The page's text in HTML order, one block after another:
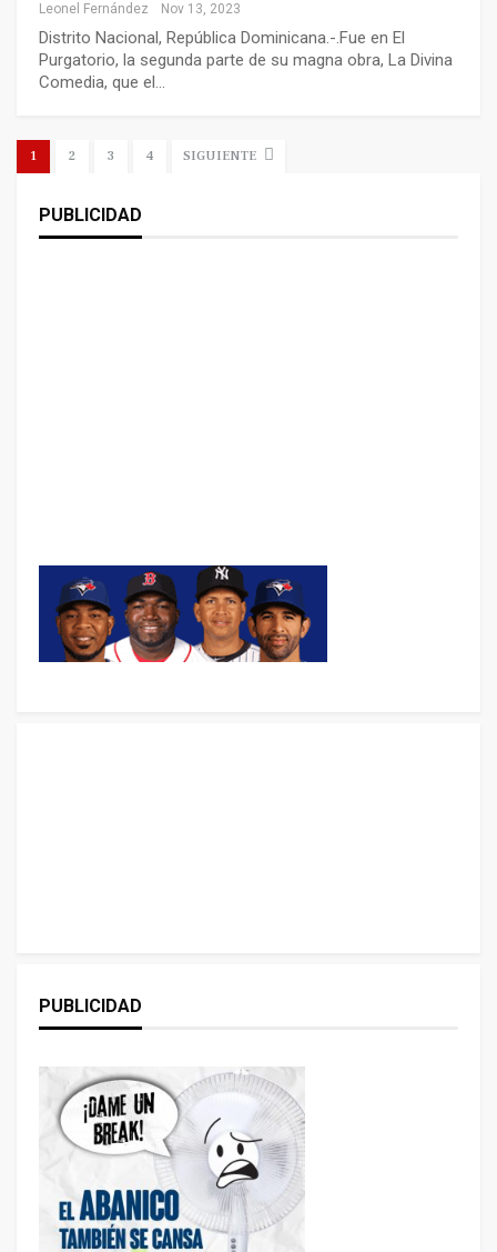
Leonel Fernández Nov 13, 2023
Distrito Nacional, República Dominicana.-.Fue en El
Purgatorio, la segunda parte de su magna obra, La Divina
Comedia, que el…
1 2 3 4 SIGUIENTE
PUBLICIDAD
PUBLICIDAD